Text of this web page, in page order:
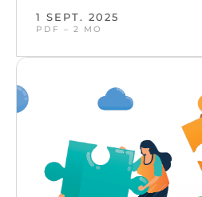
1 SEPT. 2025
PDF – 2 MO